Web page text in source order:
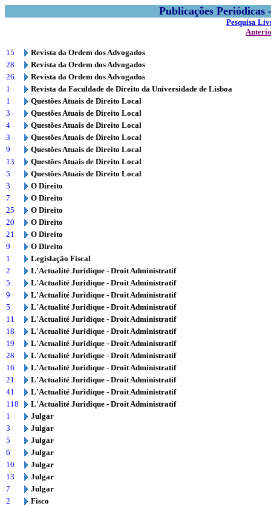
Publicações
Pesquisa
15
Revista da Ordem dos Advogados
28
Revista da Ordem dos Advogados
26
Revista da Ordem dos Advogados
1
Revista da Faculdade de Direito da Universidade de Lisboa
1
Questões Atuais de Direito Local
3
Questões Atuais de Direito Local
4
Questões Atuais de Direito Local
3
Questões Atuais de Direito Local
9
Questões Atuais de Direito Local
13
Questões Atuais de Direito Local
5
Questões Atuais de Direito Local
3
O Direito
7
O Direito
25
O Direito
20
O Direito
21
O Direito
9
O Direito
1
Legislação Fiscal
2
L'Actualité Juridique - Droit Administratif
5
L'Actualité Juridique - Droit Administratif
9
L'Actualité Juridique - Droit Administratif
5
L'Actualité Juridique - Droit Administratif
11
L'Actualité Juridique - Droit Administratif
18
L'Actualité Juridique - Droit Administratif
19
L'Actualité Juridique - Droit Administratif
28
L'Actualité Juridique - Droit Administratif
16
L'Actualité Juridique - Droit Administratif
21
L'Actualité Juridique - Droit Administratif
41
L'Actualité Juridique - Droit Administratif
118
L'Actualité Juridique - Droit Administratif
1
Julgar
3
Julgar
5
Julgar
6
Julgar
10
Julgar
13
Julgar
7
Julgar
2
Fisco